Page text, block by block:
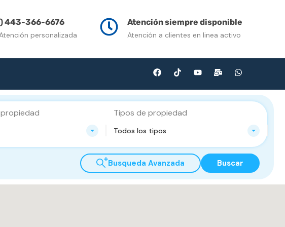
Propiedades en Venta Contacto Multimedia
443-366-6676
personalizada
Atención siempre disponible
Atención a clientes en linea activo
Tipos de propiedad
Todos los tipos
Busqueda Avanzada Buscar